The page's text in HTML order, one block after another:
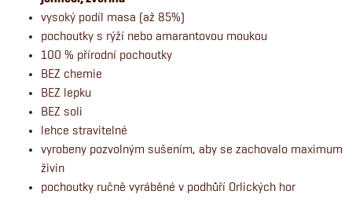
vysoký podíl masa (až 85%)
pochoutky s rýží nebo amarantovou moukou
100 % přírodní pochoutky
BEZ chemie
BEZ lepku
BEZ soli
lehce stravitelné
vyrobeny pozvolným sušením, aby se zachovalo maximum
živin
pochoutky ručně vyráběné v podhůří Orlických hor